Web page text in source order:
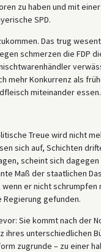
zu haben und mit
SPD.
Das trug
schmerzen die FDP
mehr Konkurrenz als
miteinander essen.
Treue wird nicht
sich auf, Schichten
scheint sich
Maß der staatlichen
er nicht schrumpfen
Regierung gefunden.
Sie kommt nach der
ihres unterschiedlichen
zugrunde – zu einer